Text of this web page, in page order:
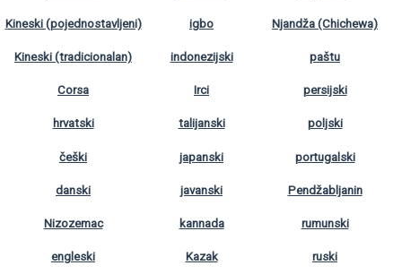
Kineski (pojednostavljeni)
Kineski (tradicionalan)
Corsa
hrvatski
češki
danski
Nizozemac
engleski
igbo
indonezijski
Irci
talijanski
japanski
javanski
kannada
Kazak
Njandža (Chichewa)
paštu
persijski
poljski
portugalski
Pendžabljanin
rumunski
ruski